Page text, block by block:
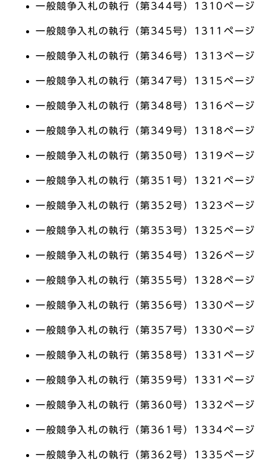
一般競争入札の執行（第344号）1310ページ
一般競争入札の執行（第345号）1311ページ
一般競争入札の執行（第346号）1313ページ
一般競争入札の執行（第347号）1315ページ
一般競争入札の執行（第348号）1316ページ
一般競争入札の執行（第349号）1318ページ
一般競争入札の執行（第350号）1319ページ
一般競争入札の執行（第351号）1321ページ
一般競争入札の執行（第352号）1323ページ
一般競争入札の執行（第353号）1325ページ
一般競争入札の執行（第354号）1326ページ
一般競争入札の執行（第355号）1328ページ
一般競争入札の執行（第356号）1330ページ
一般競争入札の執行（第357号）1330ページ
一般競争入札の執行（第358号）1331ページ
一般競争入札の執行（第359号）1331ページ
一般競争入札の執行（第360号）1332ページ
一般競争入札の執行（第361号）1334ページ
一般競争入札の執行（第362号）1335ページ